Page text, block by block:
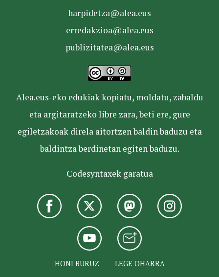
harpidetza@alea.eus
erredakzioa@alea.eus
publizitatea@alea.eus
Alea.eus-eko edukiak kopiatu, moldatu, zabaldu
eta argitaratzeko libre zara, beti ere, gure
egiletzakoak direla aitortzen baldin baduzu eta
baldintza berdinetan egiten baduzu.
Codesyntaxek garatua
HONI BURUZ
LEGE OHARRA